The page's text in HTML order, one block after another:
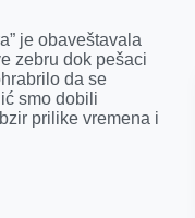
je obaveštavala
zebru dok pešaci
da se
smo dobili
prilike vremena i